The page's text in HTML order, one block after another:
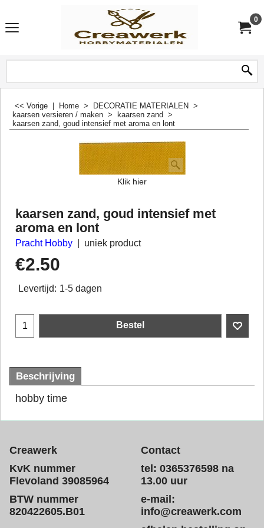
0
<< Vorige Home > DECORATIE MATERIALEN >
kaarsen versieren / maken > kaarsen zand >
kaarsen zand, goud intensief met aroma en lont
Klik hier
kaarsen zand, goud intensief met
aroma en lont
Pracht Hobby uniek product
€2.50
Levertijd: 1-5 dagen
Bestel
Beschrijving
hobby time
Creawerk
KvK nummer
Flevoland 39085964
BTW nummer
820422605.B01
Contact
tel: 0365376598 na
13.00 uur
e-mail:
info@creawerk.com